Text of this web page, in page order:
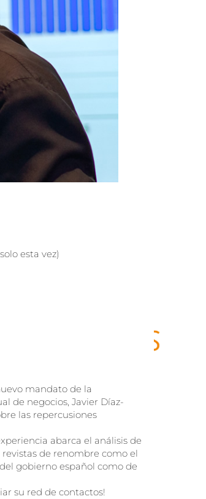
esta vez)
mandato de la
de negocios, Javier Díaz-
las repercusiones
abarca el análisis de
de renombre como el
gobierno español como de
su red de contactos!